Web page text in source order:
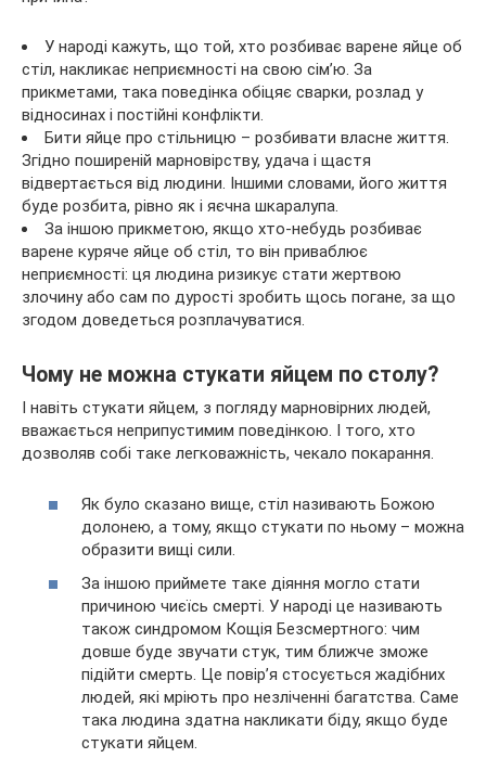
У народі кажуть, що той, хто розбиває варене яйце об
стіл, накликає неприємності на свою сім’ю. За
прикметами, така поведінка обіцяє сварки, розлад у
відносинах і постійні конфлікти.
Бити яйце про стільницю – розбивати власне життя.
Згідно поширеній марновірству, удача і щастя
відвертається від людини. Іншими словами, його життя
буде розбита, рівно як і яєчна шкаралупа.
За іншою прикметою, якщо хто-небудь розбиває
варене куряче яйце об стіл, то він приваблює
неприємності: ця людина ризикує стати жертвою
злочину або сам по дурості зробить щось погане, за що
згодом доведеться розплачуватися.
Чому не можна стукати яйцем по столу?
І навіть стукати яйцем, з погляду марновірних людей,
вважається неприпустимим поведінкою. І того, хто
дозволяв собі таке легковажність, чекало покарання.
Як було сказано вище, стіл називають Божою
долонею, а тому, якщо стукати по ньому – можна
образити вищі сили.
За іншою приймете таке діяння могло стати
причиною чиєїсь смерті. У народі це називають
також синдромом Кощія Безсмертного: чим
довше буде звучати стук, тим ближче зможе
підійти смерть. Це повір’я стосується жадібних
людей, які мріють про незліченні багатства. Саме
така людина здатна накликати біду, якщо буде
стукати яйцем.